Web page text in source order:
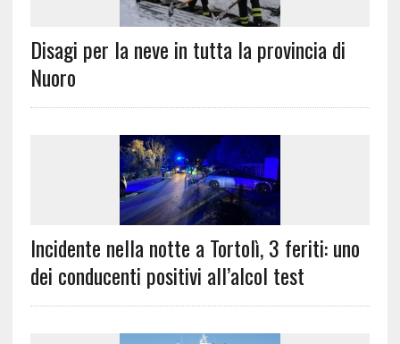
Disagi per la neve in tutta la provincia di
Nuoro
Incidente nella notte a Tortolì, 3 feriti: uno
dei conducenti positivi all’alcol test